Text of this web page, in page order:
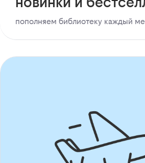
пополняем библиотеку каждый